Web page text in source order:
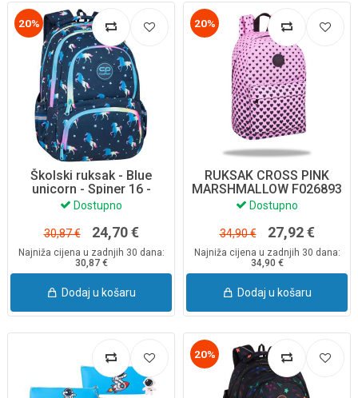
20%
Školski ruksak - Blue
unicorn - Spiner 16 -
F001670
Dostupno
30,87 € 24,70 €
Najniža cijena u zadnjih 30 dana:
30,87 €
Dodaj u košaru
20%
RUKSAK CROSS PINK
MARSHMALLOW F026893
COOLPACK
Dostupno
34,90 € 27,92 €
Najniža cijena u zadnjih 30 dana:
34,90 €
Dodaj u košaru
20%